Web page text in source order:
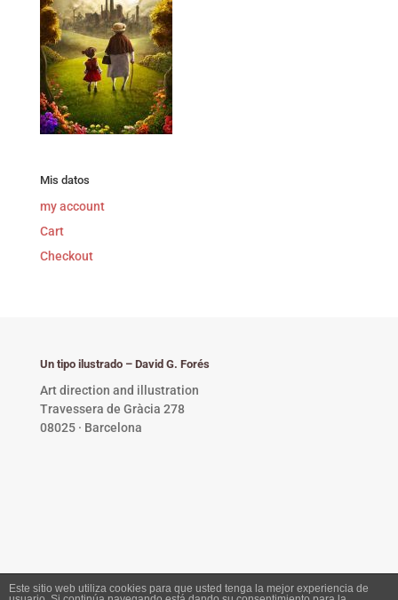
Mis datos
my account
Cart
Checkout
Un tipo ilustrado – David G. Forés
Art direction and illustration
Travessera de Gràcia 278
08025 · Barcelona
Este sitio web utiliza cookies para que usted tenga la mejor experiencia de